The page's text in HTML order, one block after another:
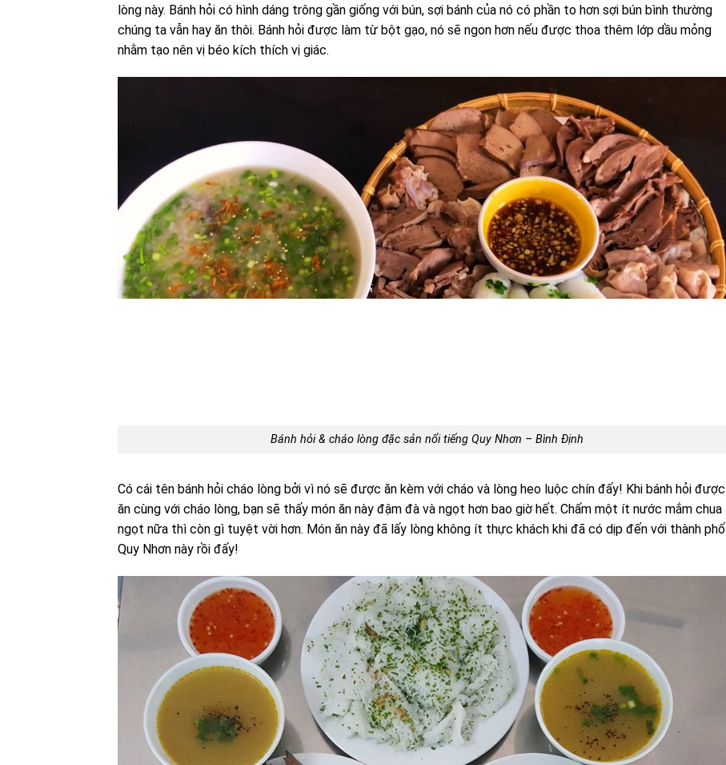
lòng này. Bánh hỏi có hình dáng trông gần giống với bún, sợi bánh của nó có phần to hơn sợi bún bình thường
chúng ta vẫn hay ăn thôi. Bánh hỏi được làm từ bột gạo, nó sẽ ngon hơn nếu được thoa thêm lớp dầu mỏng
nhằm tạo nên vị béo kích thích vị giác.
Bánh hỏi & cháo lòng đặc sản nổi tiếng Quy Nhơn – Bình Định
Có cái tên bánh hỏi cháo lòng bởi vì nó sẽ được ăn kèm với cháo và lòng heo luộc chín đấy! Khi bánh hỏi được
ăn cùng với cháo lòng, bạn sẽ thấy món ăn này đậm đà và ngọt hơn bao giờ hết. Chấm một ít nước mắm chua
ngọt nữa thì còn gì tuyệt vời hơn. Món ăn này đã lấy lòng không ít thực khách khi đã có dịp đến với thành phố
Quy Nhơn này rồi đấy!